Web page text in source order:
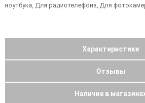
ноутбука, Для радиотелефона, Для
Характеристики
Отзывы
Наличие в